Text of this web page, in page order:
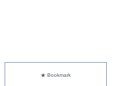
★ Bookmark